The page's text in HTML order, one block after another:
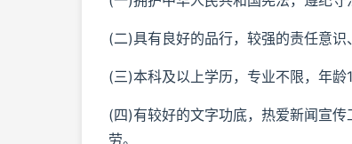
(二)具有良好的品行，较强的责任意识
(三)本科及以上学历，专业不限，年龄
(四)有较好的文字功底，热爱新闻宣
劳。